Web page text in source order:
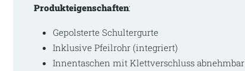
Produkteigenschaften:
Gepolsterte Schultergurte
Inklusive Pfeilrohr (integriert)
Innentaschen mit Klettverschluss abnehmbar